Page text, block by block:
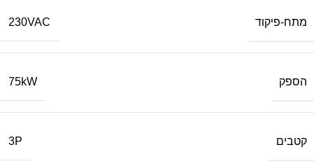
מתח-פיקוד 230VAC
הספק 75kW
קטבים 3P